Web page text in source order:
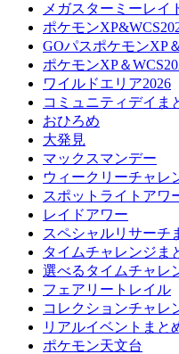
メガスターミーレイ
ポケモン
GOパスポケモンXP
ポケモンXP＆
ワイルドエリア2026
コミュニティデイま
おひろめ
大発見
マックスマンデー
ウィークリーチャレ
スポットライトアワ
レイドアワー
スペシャルリサーチ
タイムチャレンジま
選べるタイムチャレ
フェアリートレイル
コレクションチャレ
リアルイベントまと
ポケモン天文台